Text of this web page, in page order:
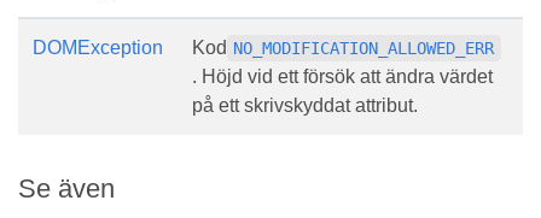
DOMException Kod NO_MODIFICATION_ALLOWED_ERR
. Höjd vid ett försök att ändra värdet
på ett skrivskyddat attribut.
Se även